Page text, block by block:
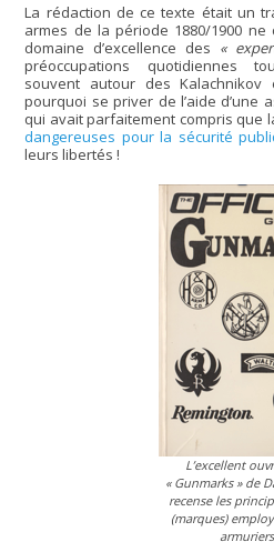
La rédaction de ce texte était un
armes de la période 1880/1900
domaine d’excellence des «
préoccupations quotidiennes
souvent autour des
pourquoi se priver de l’aide d’une
qui avait parfaitement compris que
dangereuses pour la sécurité
leurs libertés !
L’excellent
« Gunmarks » de
recense les
(marques)